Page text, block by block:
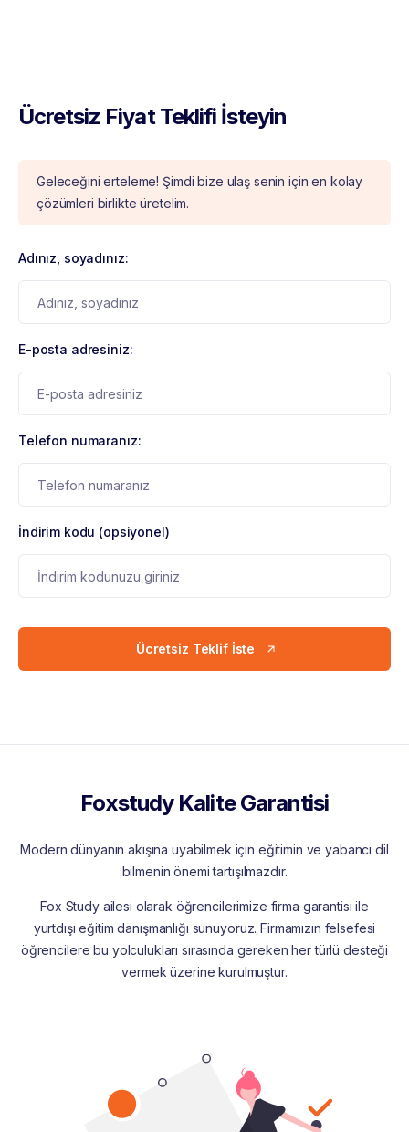
Ücretsiz Fiyat Teklifi İsteyin
Geleceğini erteleme! Şimdi bize ulaş senin için en kolay
çözümleri birlikte üretelim.
Adınız, soyadınız:
E-posta adresiniz:
Telefon numaranız:
İndirim kodu (opsiyonel)
Ücretsiz Teklif İste
Foxstudy Kalite Garantisi
Modern dünyanın akışına uyabilmek için eğitimin ve yabancı dil
bilmenin önemi tartışılmazdır.
Fox Study ailesi olarak öğrencilerimize firma garantisi ile
yurtdışı eğitim danışmanlığı sunuyoruz. Firmamızın felsefesi
öğrencilere bu yolculukları sırasında gereken her türlü desteği
vermek üzerine kurulmuştur.